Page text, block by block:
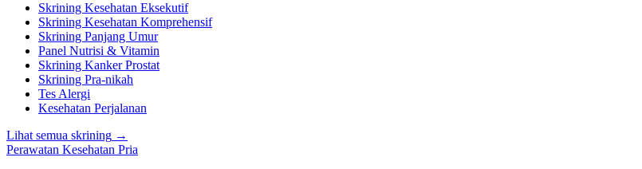
Skrining Kesehatan Eksekutif
Skrining Kesehatan Komprehensif
Skrining Panjang Umur
Panel Nutrisi & Vitamin
Skrining Kanker Prostat
Skrining Pra-nikah
Tes Alergi
Kesehatan Perjalanan
Lihat semua skrining →
Perawatan Kesehatan Pria